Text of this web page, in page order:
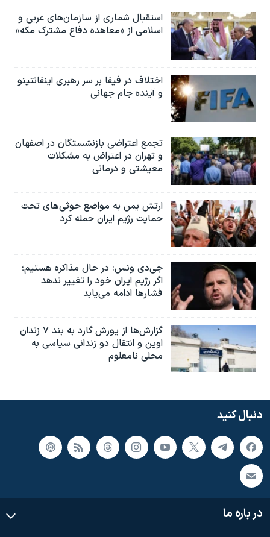
استقبال شماری از سازمان‌های عربی و
اسلامی از «معاهده دفاع مشترک مکه»
اختلاف در فیفا بر سر رهبری اینفانتینو
و آینده جام جهانی
تجمع اعتراضی بازنشستگان در اصفهان
و تهران در اعتراض به مشکلات
معیشتی و درمانی
ارتش یمن به مواضع حوثی‌های تحت
حمایت رژیم ایران حمله کرد
جی‌دی ونس: در حال مذاکره هستیم؛
اگر رژیم ایران خود را تغییر ندهد
فشارها ادامه می‌یابد
گزارش‌ها از یورش گارد به بند ۷ زندان
اوین و انتقال دو زندانی سیاسی به
محلی نامعلوم
دنبال کنید
در باره ما